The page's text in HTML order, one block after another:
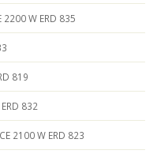
2200 W ERD 835
819
832
2100 W ERD 823